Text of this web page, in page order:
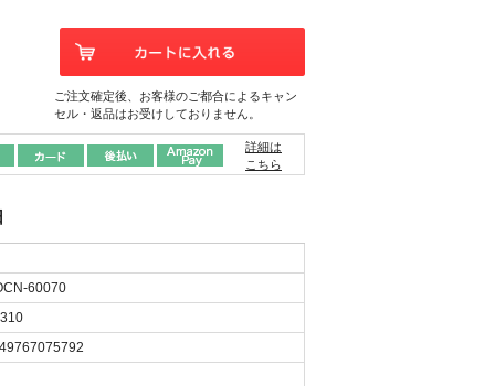
ご注文確定後、お客様のご都合によるキャン
セル・返品はお受けしておりません。
詳細は
こちら
60070